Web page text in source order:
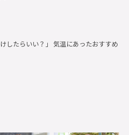
したらいい？」 気温にあったおすすめ